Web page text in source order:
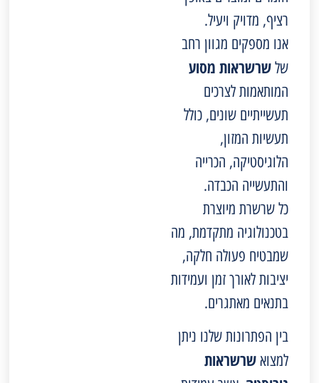
רציף, מדויק ויעיל.
אנו מספקים מגוון רחב
שלשרשראות מסוע
המותאמות לצרכים
תעשייתיים שונים, כולל
תעשיות המזון,
הלוגיסטיקה, הכרייה
והתעשייה הכבדה.
כל שרשרת מיוצרת
בטכנולוגיה מתקדמת, מה
שמבטיח פעולה חלקה,
יציבות לאורך זמן ועמידות
בתנאים מאתגרים.
בין הפתרונות שלנו ניתן
למצואשרשראות